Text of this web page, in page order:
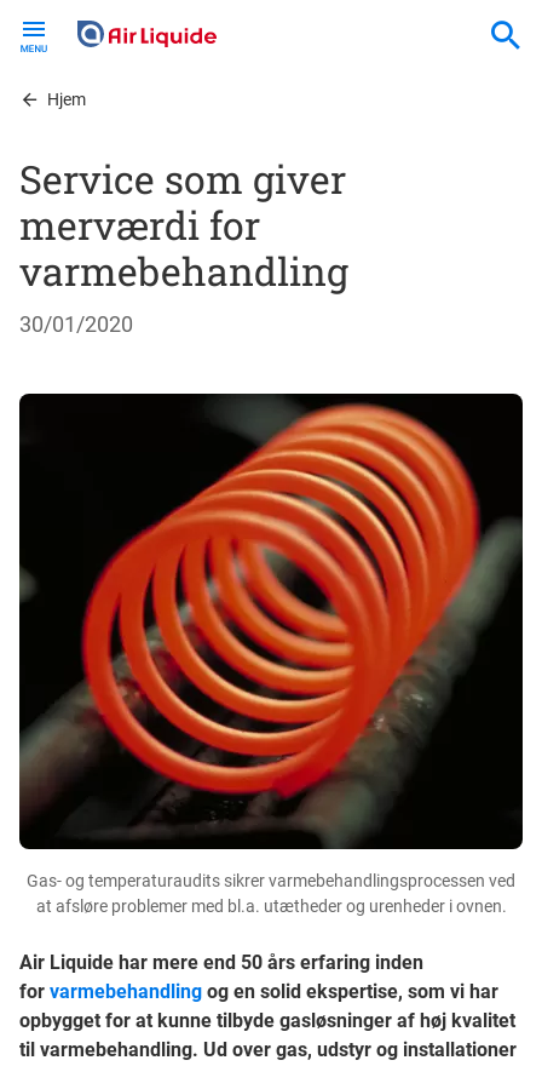
contentHjem
Service som giver
merværdi for
varmebehandling
30/01/2020
Gas- og temperaturaudits sikrer varmebehandlingsprocessen ved
at afsløre problemer med bl.a. utætheder og urenheder i ovnen.
Air Liquide har mere end 50 års erfaring inden
for varmebehandling og en solid ekspertise, som vi har
opbygget for at kunne tilbyde gasløsninger af høj kvalitet
til varmebehandling. Ud over gas, udstyr og installationer